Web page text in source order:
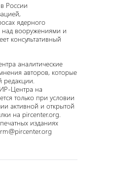
России
ядерного
над вооружениями и
консультативный
аналитические
авторов, которые
редакции.
Центра на
только при условии
активной и открытой
на pircenter.org.
изданиях